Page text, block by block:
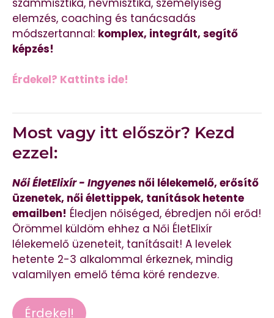
elemzés, coaching és tanácsadás
módszertannal: komplex, integrált, segítő
képzés!
Érdekel? Kattints ide!
Most vagy itt először? Kezd
ezzel:
Női ÉletElixír - Ingyenes női lélekemelő, erősítő
üzenetek, női élettippek, tanítások hetente
emailben! Éledjen nőiséged, ébredjen női erőd!
Örömmel küldöm ehhez a Női ÉletElixír
lélekemelő üzeneteit, tanításait! A levelek
hetente 2-3 alkalommal érkeznek, mindig
valamilyen emelő téma köré rendezve.
Érdekel!